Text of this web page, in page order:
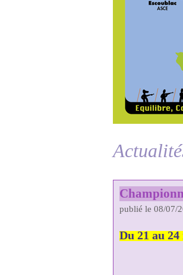
publié le 08/07/
Du 21 au